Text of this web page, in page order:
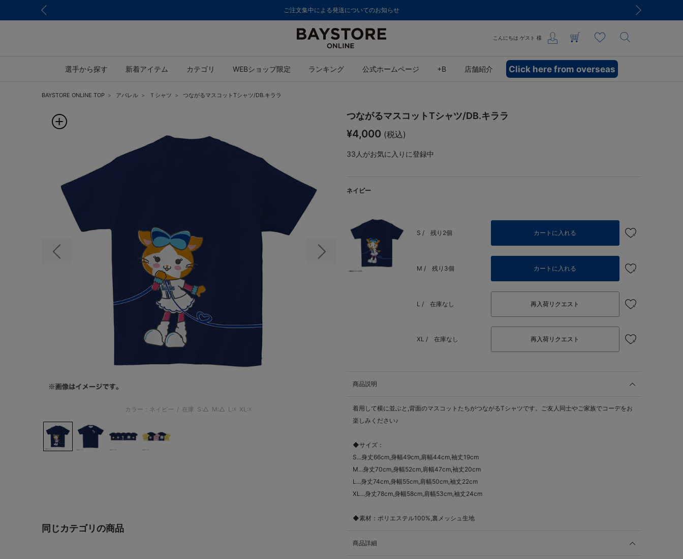
ご注文集中による発送についてのお知らせ
こんにちは ゲスト 様
選手から探す 新着アイテム カテゴリ WEBショップ限定 ランキング 公式ホームページ +B 店舗紹介 Click here from overseas
BAYSTORE ONLINE TOP アパレル Ｔシャツ つながるマスコットTシャツ/DB.キララ
前の画像 次の画像
カラー：ネイビー / 在庫 S:△ M:△ L:☓ XL:☓
同じカテゴリの商品
つながるマスコットTシャツ/DB.キララ
¥4,000 (税込)
33 人がお気に入りに登録中
ネイビー
S / 残り2個 カートに入れる
M / 残り3個 カートに入れる
L / 在庫なし 再入荷リクエスト
XL / 在庫なし 再入荷リクエスト
商品説明
着用して横に並ぶと,背面のマスコットたちがつながるTシャツです。ご友人同士やご家族でコーデをお
楽しみください♪
◆サイズ：
S...身丈66cm,身幅49cm,肩幅44cm,袖丈19cm
M...身丈70cm,身幅52cm,肩幅47cm,袖丈20cm
L...身丈74cm,身幅55cm,肩幅50cm,袖丈22cm
XL...身丈78cm,身幅58cm,肩幅53cm,袖丈24cm
◆素材：ポリエステル100%,裏メッシュ生地
商品詳細